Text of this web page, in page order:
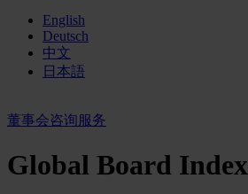
English
Deutsch
中文
日本語
董事会咨询服务
Global Board